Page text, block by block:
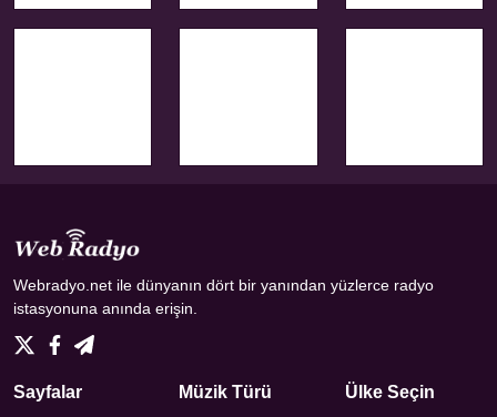
Webradyo.net ile dünyanın dört bir yanından yüzlerce radyo
istasyonuna anında erişin.
Sayfalar Müzik Türü Ülke Seçin